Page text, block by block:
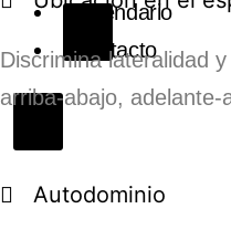
Calendario
Contacto
Discrimina lateralidad
arriba-abajo, adelante-
Autodominio